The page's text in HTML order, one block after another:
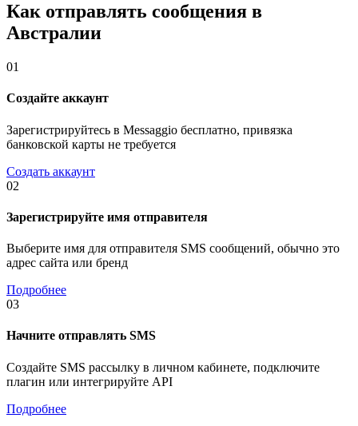
Как отправлять сообщения в
Австралии
01
Создайте аккаунт
Зарегистрируйтесь в Messaggio бесплатно, привязка
банковской карты не требуется
Создать аккаунт
02
Зарегистрируйте имя отправителя
Выберите имя для отправителя SMS сообщений, обычно это
адрес сайта или бренд
Подробнее
03
Начните отправлять SMS
Создайте SMS рассылку в личном кабинете, подключите
плагин или интегрируйте API
Подробнее